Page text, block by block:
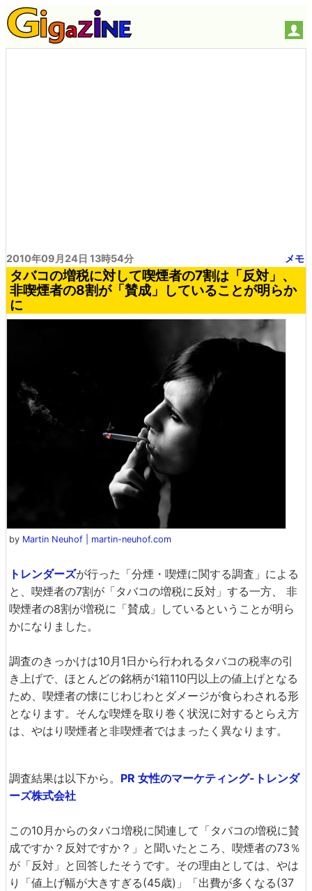
2010年09月24日 13時54分 メモ
タバコの増税に対して喫煙者の7割は「反対」、
非喫煙者の8割が「賛成」していることが明らか
に
by Martin Neuhof | martin-neuhof.com
トレンダーズが行った「分煙・喫煙に関する調査」による
と、喫煙者の7割が「タバコの増税に反対」する一方、 非
喫煙者の8割が増税に「賛成」しているということが明ら
かになりました。
調査のきっかけは10月1日から行われるタバコの税率の引
き上げで、ほとんどの銘柄が1箱110円以上の値上げとなる
ため、喫煙者の懐にじわじわとダメージが食らわされる形
となります。そんな喫煙を取り巻く状況に対するとらえ方
は、やはり喫煙者と非喫煙者ではまったく異なります。
調査結果は以下から。 PR 女性のマーケティング-トレンダ
ーズ株式会社
この10月からのタバコ増税に関連して「タバコの増税に賛
成ですか？反対ですか？」と聞いたところ、喫煙者の73％
が「反対」と回答したそうです。その理由としては、やは
り「値上げ幅が大きすぎる(45歳)」「出費が多くなる(37